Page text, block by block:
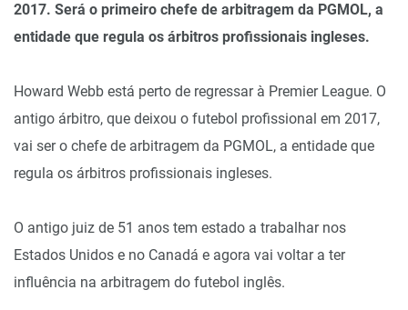
2017. Será o primeiro chefe de arbitragem da PGMOL, a
entidade que regula os árbitros profissionais ingleses.
Howard Webb está perto de regressar à Premier League. O
antigo árbitro, que deixou o futebol profissional em 2017,
vai ser o chefe de arbitragem da PGMOL, a entidade que
regula os árbitros profissionais ingleses.
O antigo juiz de 51 anos tem estado a trabalhar nos
Estados Unidos e no Canadá e agora vai voltar a ter
influência na arbitragem do futebol inglês.